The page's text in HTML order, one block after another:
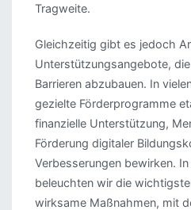
Tragweite.
Gleichzeitig gibt es jedoch
Unterstützungsangebote,
Barrieren abzubauen. In
gezielte Förderprogramme
finanzielle Unterstützung,
Förderung digitaler
Verbesserungen bewirken.
beleuchten wir die
wirksame Maßnahmen, mit